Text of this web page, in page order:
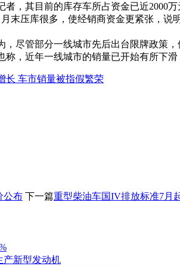
，其目前的库存车所占资金已近2000万
压库很多，使经销商资金更紧张，说
尽管部分一线城市先后出台限牌政策
，近年一线城市的销量已开始有所下滑
长 车市销量被指假繁荣
公布 下一篇重型柴油车国IV排放标准7月
产新型发动机